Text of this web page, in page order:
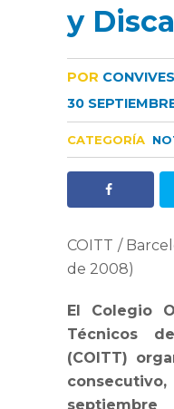
y
POR CONVIVES
30
CATEGORÍA
COITT /
de 2008)
El Colegio
Técnicos
(COITT)